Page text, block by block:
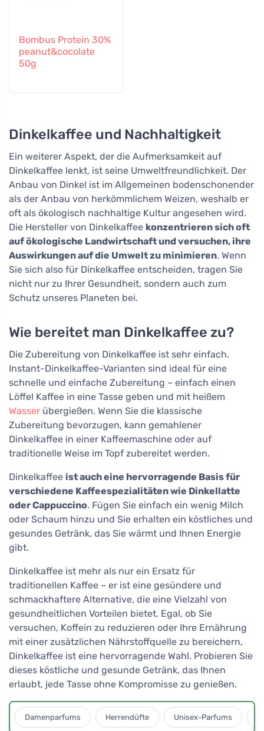
Bombus Protein 30%
peanut&cocolate
50g
Dinkelkaffee und Nachhaltigkeit
Ein weiterer Aspekt, der die Aufmerksamkeit auf
Dinkelkaffee lenkt, ist seine Umweltfreundlichkeit. Der
Anbau von Dinkel ist im Allgemeinen bodenschonender
als der Anbau von herkömmlichem Weizen, weshalb er
oft als ökologisch nachhaltige Kultur angesehen wird.
Die Hersteller von Dinkelkaffee konzentrieren sich oft
auf ökologische Landwirtschaft und versuchen, ihre
Auswirkungen auf die Umwelt zu minimieren. Wenn
Sie sich also für Dinkelkaffee entscheiden, tragen Sie
nicht nur zu Ihrer Gesundheit, sondern auch zum
Schutz unseres Planeten bei.
Wie bereitet man Dinkelkaffee zu?
Die Zubereitung von Dinkelkaffee ist sehr einfach.
Instant-Dinkelkaffee-Varianten sind ideal für eine
schnelle und einfache Zubereitung – einfach einen
Löffel Kaffee in eine Tasse geben und mit heißem
Wasser übergießen. Wenn Sie die klassische
Zubereitung bevorzugen, kann gemahlener
Dinkelkaffee in einer Kaffeemaschine oder auf
traditionelle Weise im Topf zubereitet werden.
Dinkelkaffee ist auch eine hervorragende Basis für
verschiedene Kaffeespezialitäten wie Dinkellatte
oder Cappuccino. Fügen Sie einfach ein wenig Milch
oder Schaum hinzu und Sie erhalten ein köstliches und
gesundes Getränk, das Sie wärmt und Ihnen Energie
gibt.
Dinkelkaffee ist mehr als nur ein Ersatz für
traditionellen Kaffee – er ist eine gesündere und
schmackhaftere Alternative, die eine Vielzahl von
gesundheitlichen Vorteilen bietet. Egal, ob Sie
versuchen, Koffein zu reduzieren oder Ihre Ernährung
mit einer zusätzlichen Nährstoffquelle zu bereichern,
Dinkelkaffee ist eine hervorragende Wahl. Probieren Sie
dieses köstliche und gesunde Getränk, das Ihnen
erlaubt, jede Tasse ohne Kompromisse zu genießen.
Damenparfums Herrendüfte Unisex-Parfums